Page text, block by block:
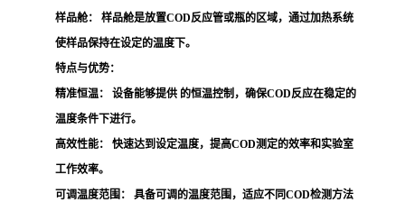
样品舱：
样品舱是放置COD反应管或瓶的区域，通过加热系统
使样品保持在设定的温度下。
特点与优势：
精准恒温：
设备能够提供 的恒温控制，确保COD反应在稳定的
温度条件下进行。
高效性能：
快速达到设定温度，提高COD测定的效率和实验室
工作效率。
可调温度范围：
具备可调的温度范围，适应不同COD检测方法